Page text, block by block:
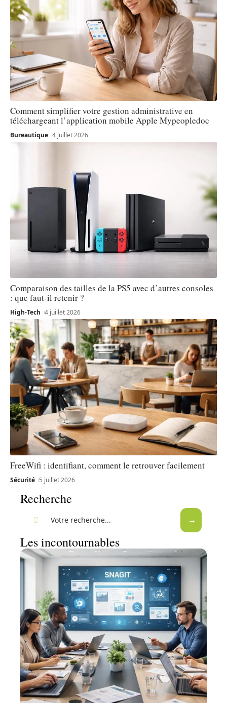
Comment simplifier votre gestion administrative en
téléchargeant l’application mobile Apple Mypeopledoc
Bureautique 4 juillet 2026
Comparaison des tailles de la PS5 avec d’autres consoles
: que faut-il retenir ?
High-Tech 4 juillet 2026
FreeWifi : identifiant, comment le retrouver facilement
Sécurité 5 juillet 2026
Recherche
Les incontournables